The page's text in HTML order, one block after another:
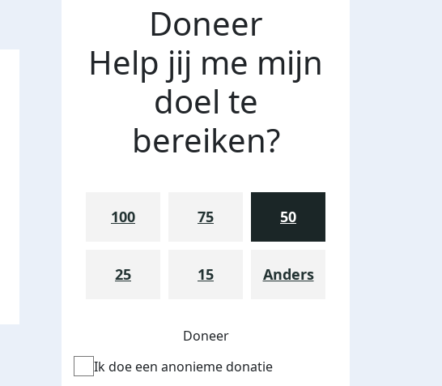
Doneer
Help jij me mijn
doel te
bereiken?
100 75 50
25 15 Anders
Doneer
Ik doe een anonieme donatie